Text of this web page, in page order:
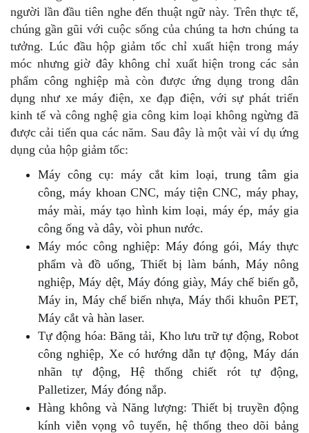
người lần đầu tiên nghe đến thuật ngữ này. Trên thực tế,
chúng gần gũi với cuộc sống của chúng ta hơn chúng ta
tưởng. Lúc đầu hộp giảm tốc chỉ xuất hiện trong máy
móc nhưng giờ đây không chỉ xuất hiện trong các sản
phẩm công nghiệp mà còn được ứng dụng trong dân
dụng như xe máy điện, xe đạp điện, với sự phát triển
kinh tế và công nghệ gia công kim loại không ngừng đã
được cải tiến qua các năm. Sau đây là một vài ví dụ ứng
dụng của hộp giảm tốc:
Máy công cụ: máy cắt kim loại, trung tâm gia
công, máy khoan CNC, máy tiện CNC, máy phay,
máy mài, máy tạo hình kim loại, máy ép, máy gia
công ống và dây, vòi phun nước.
Máy móc công nghiệp: Máy đóng gói, Máy thực
phẩm và đồ uống, Thiết bị làm bánh, Máy nông
nghiệp, Máy dệt, Máy đóng giày, Máy chế biến gỗ,
Máy in, Máy chế biến nhựa, Máy thổi khuôn PET,
Máy cắt và hàn laser.
Tự động hóa: Băng tải, Kho lưu trữ tự động, Robot
công nghiệp, Xe có hướng dẫn tự động, Máy dán
nhãn tự động, Hệ thống chiết rót tự động,
Palletizer, Máy đóng nắp.
Hàng không và Năng lượng: Thiết bị truyền động
kính viễn vọng vô tuyến, hệ thống theo dõi bảng